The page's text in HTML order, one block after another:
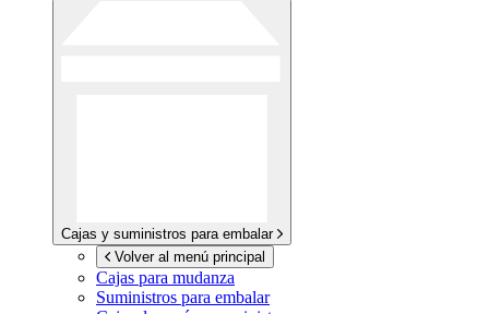
Cajas y suministros para embalar
Volver al menú principal
Cajas para mudanza
Suministros para embalar